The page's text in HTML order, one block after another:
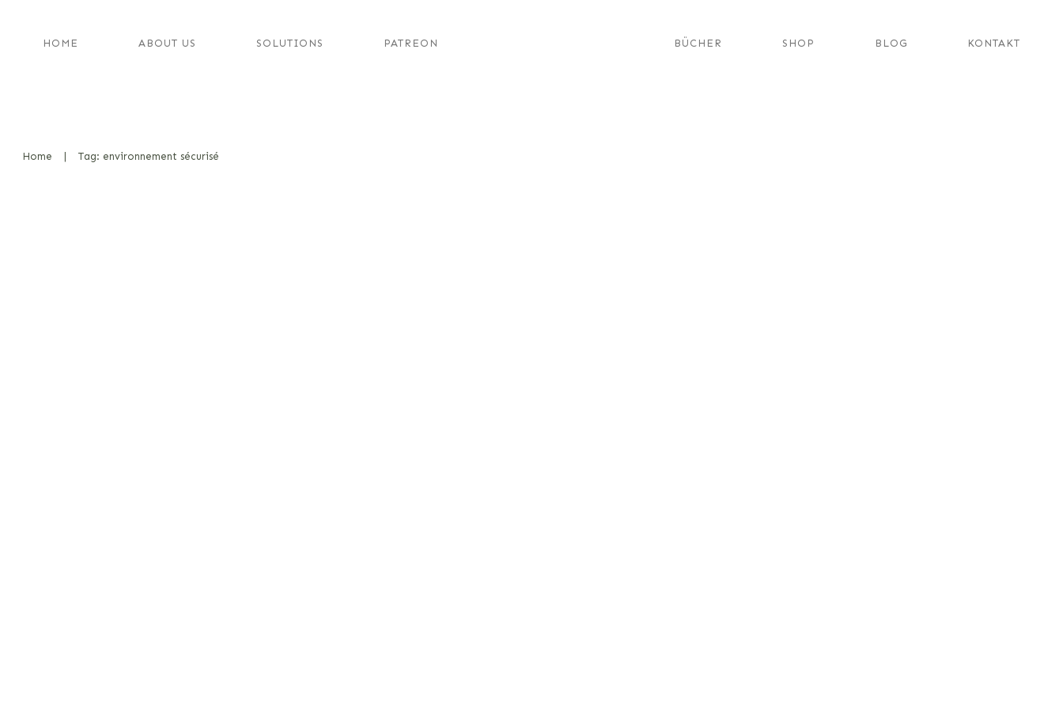
HOME ABOUT US SOLUTIONS PATREON BÜCHER SHOP BLOG KONTAKT
Home Tag: environnement sécurisé